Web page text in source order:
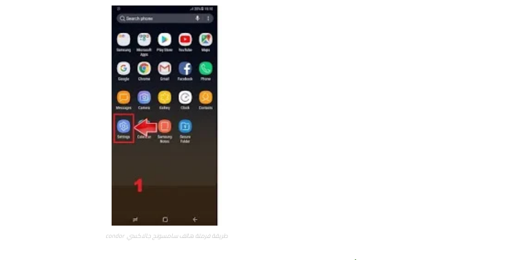
طريقة فرمتة هاتف سامسونج جالاكسي condor